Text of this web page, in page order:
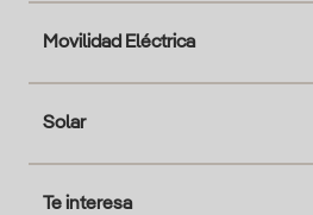
Movilidad Eléctrica
Solar
Te interesa